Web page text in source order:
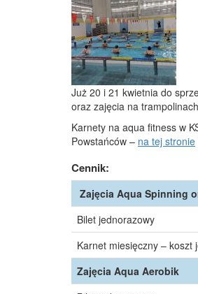
Już 20 i 21 kwietnia do
oraz zajęcia na
Karnety na aqua fitness w
Powstańców – na tej stronie
Cennik:
Zajęcia Aqua Spinning
Bilet jednorazowy
Karnet miesięczny – koszt
Zajęcia Aqua Aerobik